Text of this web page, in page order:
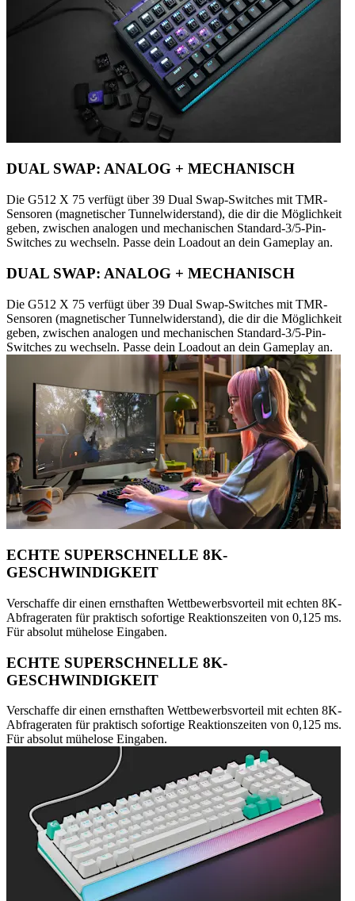
DUAL SWAP: ANALOG + MECHANISCH
Die G512 X 75 verfügt über 39 Dual Swap-Switches mit TMR-
Sensoren (magnetischer Tunnelwiderstand), die dir die Möglichkeit
geben, zwischen analogen und mechanischen Standard-3/5-Pin-
Switches zu wechseln. Passe dein Loadout an dein Gameplay an.
DUAL SWAP: ANALOG + MECHANISCH
Die G512 X 75 verfügt über 39 Dual Swap-Switches mit TMR-
Sensoren (magnetischer Tunnelwiderstand), die dir die Möglichkeit
geben, zwischen analogen und mechanischen Standard-3/5-Pin-
Switches zu wechseln. Passe dein Loadout an dein Gameplay an.
ECHTE SUPERSCHNELLE 8K-
GESCHWINDIGKEIT
Verschaffe dir einen ernsthaften Wettbewerbsvorteil mit echten 8K-
Abfrageraten für praktisch sofortige Reaktionszeiten von 0,125 ms.
Für absolut mühelose Eingaben.
ECHTE SUPERSCHNELLE 8K-
GESCHWINDIGKEIT
Verschaffe dir einen ernsthaften Wettbewerbsvorteil mit echten 8K-
Abfrageraten für praktisch sofortige Reaktionszeiten von 0,125 ms.
Für absolut mühelose Eingaben.